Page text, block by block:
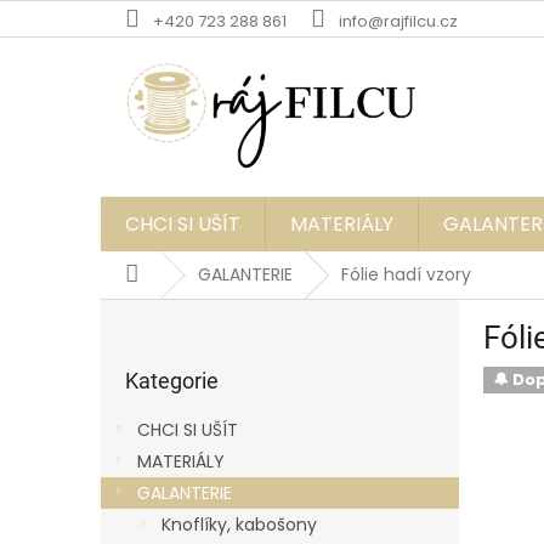
na
+420 723 288 861 info@rajfilcu.cz
CHCI SI UŠÍT MATERIÁLY
DomůGALANTERIE Fólie hadí vzory
n
kategorie
Kategorie
CHCI SI UŠÍT
MATERIÁLY
GALANTERIE
Knoflíky, kabošony
🔔